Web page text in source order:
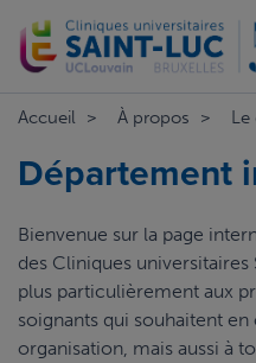
au
contenu
Accueil À propos
Département
Bienvenue sur la page
des Cliniques universitaires
plus particulièrement aux
soignants qui souhaitent
organisation, mais aussi à